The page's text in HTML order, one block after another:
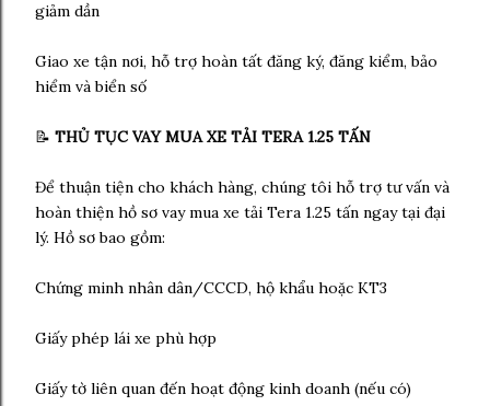
giảm dần
Giao xe tận nơi, hỗ trợ hoàn tất đăng ký, đăng kiểm, bảo
hiểm và biển số
📝 THỦ TỤC VAY MUA XE TẢI TERA 1.25 TẤN
Để thuận tiện cho khách hàng, chúng tôi hỗ trợ tư vấn và
hoàn thiện hồ sơ vay mua xe tải Tera 1.25 tấn ngay tại đại
lý. Hồ sơ bao gồm:
Chứng minh nhân dân/CCCD, hộ khẩu hoặc KT3
Giấy phép lái xe phù hợp
Giấy tờ liên quan đến hoạt động kinh doanh (nếu có)